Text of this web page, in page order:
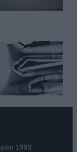
1993